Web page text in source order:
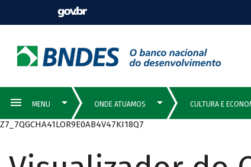
Z7_7QGCHA41LOR9E0AB4V47KI18Q7